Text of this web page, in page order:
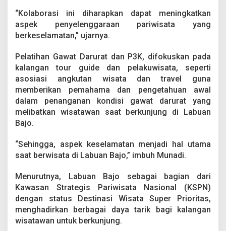
i
T
o
r
u
i
d
e
d
a
i
s
a
w
a
n
d
i
“Kolaborasi ini diharapkan dapat meningkatkan
aspek penyelenggaraan pariwisata yang
berkeselamatan,” ujarnya.
Pelatihan Gawat Darurat dan P3K, difokuskan pada
kalangan tour guide dan pelakuwisata, seperti
asosiasi angkutan wisata dan travel guna
memberikan pemahama dan pengetahuan awal
dalam penanganan kondisi gawat darurat yang
melibatkan wisatawan saat berkunjung di Labuan
Bajo.
“Sehingga, aspek keselamatan menjadi hal utama
saat berwisata di Labuan Bajo,” imbuh Munadi.
Menurutnya, Labuan Bajo sebagai bagian dari
Kawasan Strategis Pariwisata Nasional (KSPN)
dengan status Destinasi Wisata Super Prioritas,
menghadirkan berbagai daya tarik bagi kalangan
wisatawan untuk berkunjung.